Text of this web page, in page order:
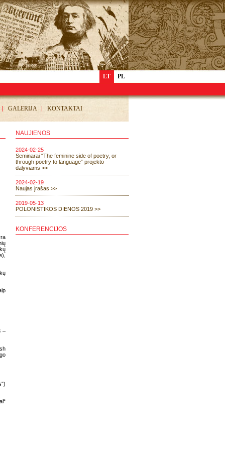
PL
LT
GALERIJA KONTAKTAI
–
NAUJIENOS
2024-02-25
Seminarai “The feminine side of poetry, or
through poetry to language” projekto
dalyviams >>
2024-02-19
Naujas įrašas >>
2019-05-13
POLONISTIKOS DIENOS 2019 >>
KONFERENCIJOS